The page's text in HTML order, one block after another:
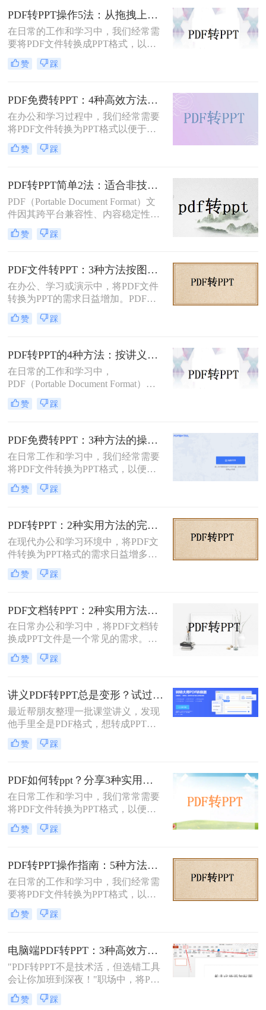
PPT的转换。
PDF转PPT操作5法：从拖拽上传到批量转换的完整步骤！
在日常的工作和学习中，我们经常需
要将PDF文件转换成PPT格式，以便
进行编辑、展示和分享。那么PDF怎
么转换成PPT呢？本文将介绍五种将
赞 踩
PDF免费转PPT：4种高效方法的速度、精度和文件限制实测！
在办公和学习过程中，我们经常需要
将PDF文件转换为PPT格式以便于演
示或编辑。那么怎么免费把pdf转换成
ppt呢？本文将详细介绍几种免费的方
赞 踩
PDF转PPT简单2法：适合非技术用户的快速操作流程！
PDF（Portable Document Format）文
件因其跨平台兼容性、内容稳定性和
不易被篡改的特性，在文档分享、存
档和打印中得到了广泛应用。然而，
PPT（PowerPoint）格式，以便进行演
示、编辑或团队协作。那么PDF怎么
转换成PPT呢？本文将介绍两种将
PDF转换成PPT的方法。
赞 踩
PDF文件转PPT：3种方法按图文复杂度的转换精度排名！
在办公、学习或演示中，将PDF文件
转换为PPT的需求日益增加。PDF格
式虽然适合文档共享，但若需编辑或
重新排版内容，转换为PPT会更灵
本文将介绍几种简单实用的方法，帮
助您高效完成转换。
赞 踩
PDF转PPT的4种方法：按讲义、合同、报告3种文件类型选！
在日常的工作和学习中，
PDF（Portable Document Format）因
其格式稳定、跨平台兼容等优点而广
泛应用。然而，在某些场合下，我们
PPT（PowerPoint）格式，以便进行演
示或编辑。虽然PDF到PPT的转换可
能不如其他格式转换那样直接，但通
过一些方法和工具，我们仍然可以实
现这一目的。本文将详细介绍怎么把
pdf转换成ppt的几种方法，以及相关
赞 踩
PDF免费转PPT：3种方法的操作步骤和常见报错处理!
在日常工作和学习中，我们经常需要
将PDF文件转换为PPT格式，以便进
行演示和分享。那么如何免费将pdf转
换成PPT呢？本文将介绍三种免费将
赞 踩
PDF转PPT：2种实用方法的完整操作流程和格式保留对比！
在现代办公和学习环境中，将PDF文
件转换为PPT格式的需求日益增多。
无论是为了更方便地编辑内容，还是
为了在演示文稿中更好地展示信息，
能。那么如何把PDF转换成PPT呢？
本文将介绍两种高效的PDF转PPT方
法，帮助您根据自己的需求选择最合
适的方式。
赞 踩
PDF文档转PPT：2种实用方法的关键参数和输出对比！
在日常办公和学习中，将PDF文档转
换成PPT文件是一个常见的需求。
PDF文件因其跨平台性和格式稳定性
而广受欢迎，但在某些情况下，我们
以便进行演示、分享或编辑。那么pdf
文档如何转化成ppt呢？本文将介绍两
种将PDF文档转化成PPT的实用方
法。
赞 踩
讲义PDF转PPT总是变形？试过这几个办法真管用！
最近帮朋友整理一批课堂讲义，发现
他手里全是PDF格式，想转成PPT讲
课用，结果试了好几个工具，不是字
体乱码就是排版错位，气得他差点把
转ppt”这个问题，说到底要看你的
PDF是纯文字扫描件、带复杂表格的
课件，还是带大量图片的教案——不
同情况方法完全不同。下面我按实际
使用场景，把试过好用的几个方法整
理出来，不吹不黑，优缺点都说明
赞 踩
PDF如何转ppt？分享3种实用的压缩方法！
在日常工作和学习中，我们常常需要
将PDF文件转换为PPT格式，以便进
行演示或进一步编辑。PDF文件以其
固定格式和跨平台的优势而广受欢
辑功能和动态展示效果。那么PDF如
何转PPT呢？本文将介绍三种将PDF
转换为PPT的方法，帮助您轻松完成
这一任务。
赞 踩
PDF转PPT操作指南：5种方法的具体操作流程和参数设置！
在日常的工作和学习中，我们经常需
要将PDF文件转换为PPT格式，以便
进行演示或编辑。PDF文件以其固定
格式和跨平台的优势而广受欢迎，但
和动态展示效果。那么pdf转ppt怎么
操作呢？本文将介绍五种将PDF转换
为PPT的方法，帮助您轻松完成这一
任务。
赞 踩
电脑端PDF转PPT：3种高效方法的操作步骤和格式保留设置！
"PDF转PPT不是技术活，但选错工具
会让你加班到深夜！"职场中，将PDF
报告一键转化为PPT演示文稿是高频
刚需。然而，90%的办公族曾陷入“转
赞 踩